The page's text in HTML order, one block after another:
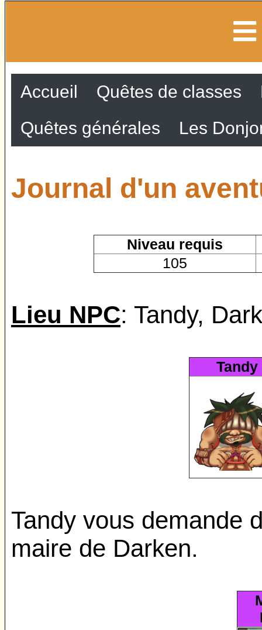
Accueil Quêtes de classes
Quêtes générales
Les
Journal d'un
Niveau requis
105
Lieu NPC: Tandy,
Tandy
Tandy vous demande
maire de Darken.